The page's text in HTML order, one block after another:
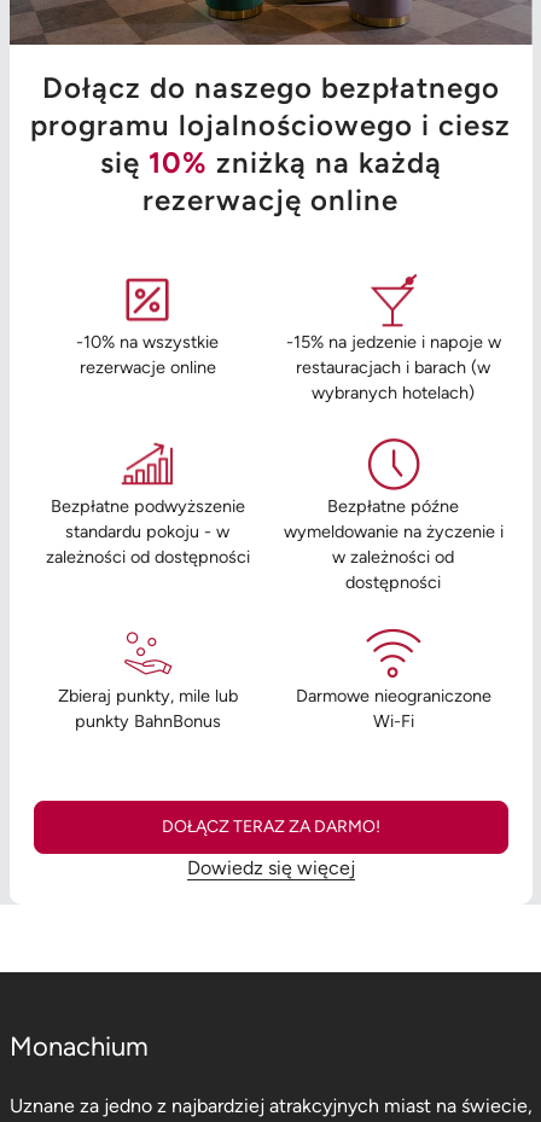
Dołącz do naszego bezpłatnego
programu lojalnościowego i ciesz
się 10% zniżką na każdą
rezerwację online
-10% na wszystkie
rezerwacje online
-15% na jedzenie i napoje w
restauracjach i barach (w
wybranych hotelach)
Bezpłatne podwyższenie
standardu pokoju - w
zależności od dostępności
Bezpłatne późne
wymeldowanie na życzenie i
w zależności od
dostępności
Zbieraj punkty, mile lub
punkty BahnBonus
Darmowe nieograniczone
Wi-Fi
DOŁĄCZ TERAZ ZA DARMO!
Dowiedz się więcej
Monachium
Uznane za jedno z najbardziej atrakcyjnych miast na świecie,